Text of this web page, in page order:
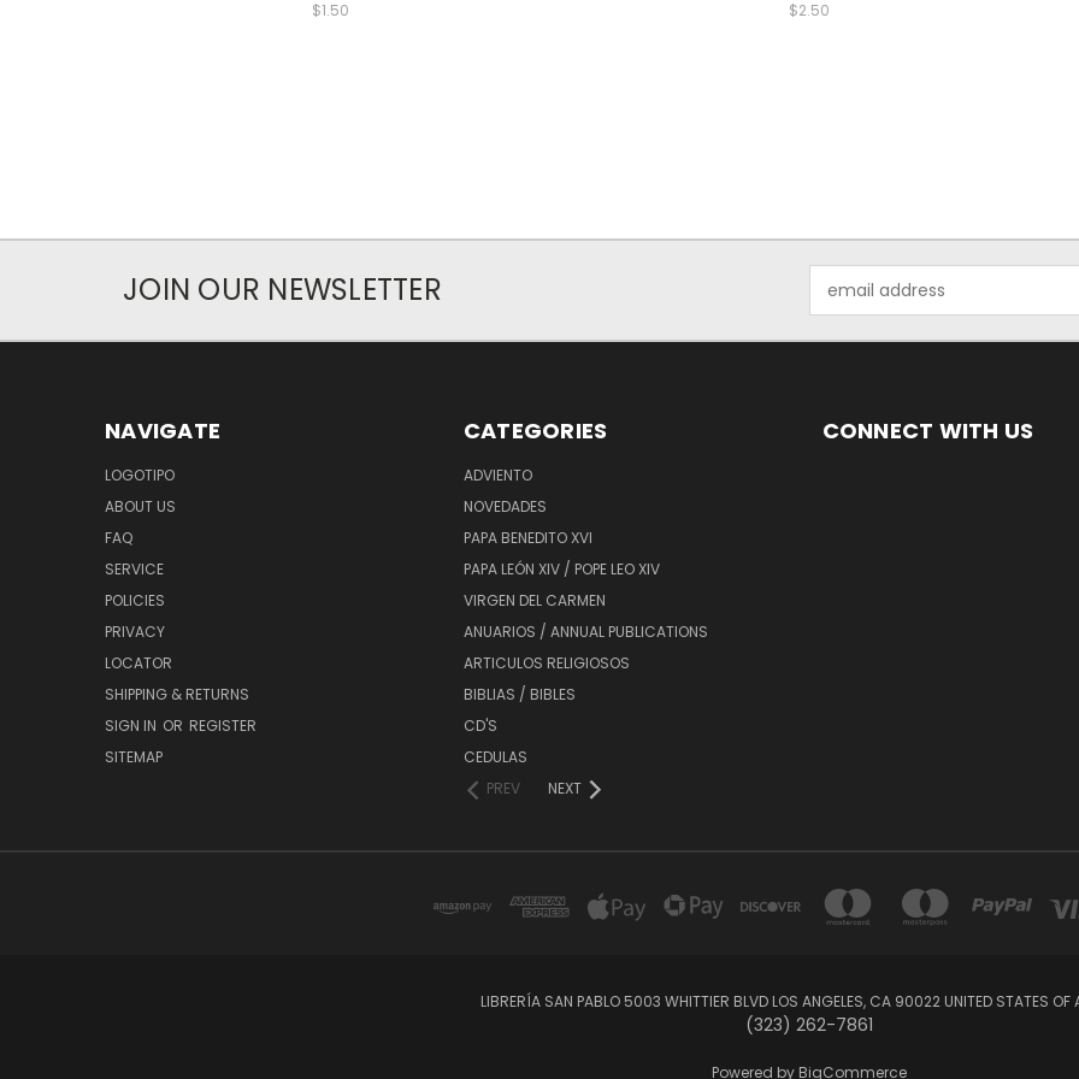
$1.50 $2.50
JOIN OUR NEWSLETTER
Address
NAVIGATE
LOGOTIPO
ABOUT US
FAQ
SERVICE
POLICIES
PRIVACY
LOCATOR
SHIPPING & RETURNS
SIGN IN OR REGISTER
SITEMAP
CATEGORIES
ADVIENTO
NOVEDADES
PAPA BENEDITO XVI
PAPA LEÓN XIV / POPE LEO XIV
VIRGEN DEL CARMEN
ANUARIOS / ANNUAL PUBLICATIONS
ARTICULOS RELIGIOSOS
BIBLIAS / BIBLES
CD'S
CEDULAS
PREV
NEXT
CONNECT WITH US
LIBRERÍA SAN PABLO 5003 WHITTIER BLVD LOS ANGELES, CA 90022 UNITED STATES OF
(323) 262-7861
Powered by BigCommerce